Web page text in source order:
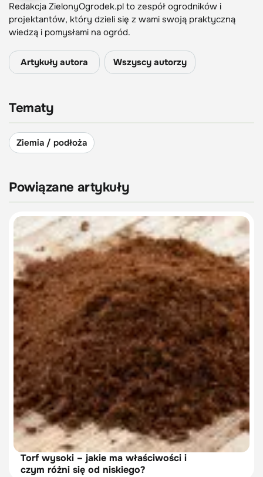
Redakcja ZielonyOgrodek.pl to zespół ogrodników i
projektantów, który dzieli się z wami swoją praktyczną
wiedzą i pomysłami na ogród.
Artykuły autora Wszyscy autorzy
Tematy
Ziemia / podłoża
Powiązane artykuły
Torf wysoki – jakie ma właściwości i
czym różni się od niskiego?